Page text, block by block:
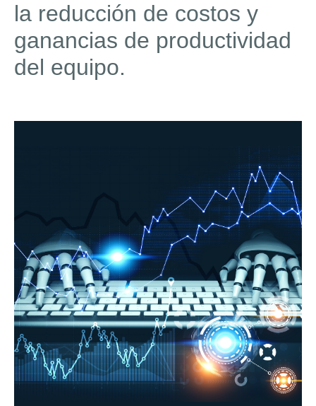
la reducción de costos y
ganancias de productividad
del equipo.